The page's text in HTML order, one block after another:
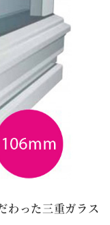
わった三重ガラス